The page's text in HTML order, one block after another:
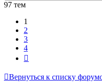
97 тем
1
2
3
4
Вернуться к списку